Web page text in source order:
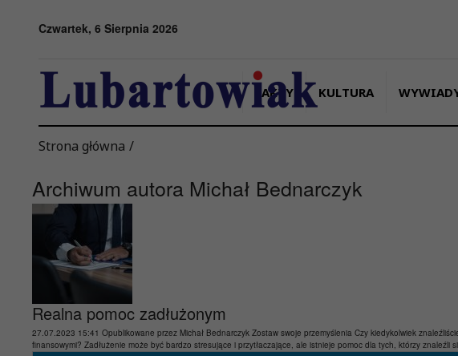
Czwartek, 6 Sierpnia 2026
FAKTY KULTURA
Strona główna /
Archiwum autora Michał Bednarczyk
Realna pomoc zadłużonym
27.07.2023 15:41 Opublikowane przez Michał Bednarczyk Zostaw swoje przemyślenia Czy kiedykolwiek
finansowymi? Zadłużenie może być bardzo stresujące i przytłaczające, ale istnieje pomoc dla tych, którzy